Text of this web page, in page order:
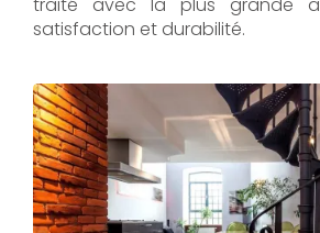
satisfaction et durabilité.